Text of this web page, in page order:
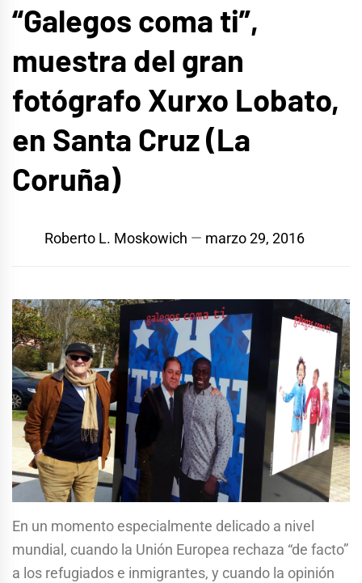
“Galegos coma ti”,
muestra del gran
fotógrafo Xurxo Lobato,
en Santa Cruz (La
Coruña)
Roberto L. Moskowich marzo 29, 2016
En un momento especialmente delicado a nivel
mundial, cuando la Unión Europea rechaza “de facto”
a los refugiados e inmigrantes, y cuando la opinión